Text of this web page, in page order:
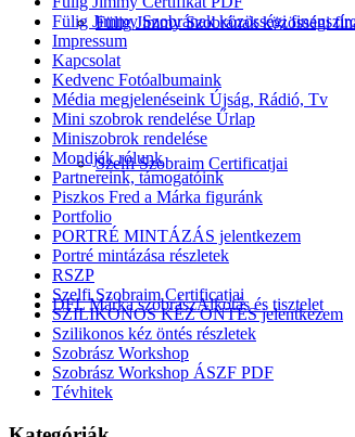
Fülig Jimmy Szobrának közösségi
Szelfi Szobraim Certificatjai
DFL Márka szobrászAlkotás és tisztelet
Fülig Jimmy Szobrának közösségi
Impressum
Kapcsolat
Kedvenc Fotóalbumaink
Média megjelenéseink Újság, Rádió, Tv
Mini szobrok rendelése Űrlap
Miniszobrok rendelése
Mondják rólunk
Partnereink, támogatóink
Piszkos Fred a Márka figuránk
Portfolio
PORTRÉ MINTÁZÁS jelentkezem
Portré mintázása részletek
RSZP
Szelfi Szobraim Certificatjai
SZILIKONOS KÉZ ÖNTÉS jelentkezem
Szilikonos kéz öntés részletek
Szobrász Workshop
Szobrász Workshop ÁSZF PDF
Tévhitek